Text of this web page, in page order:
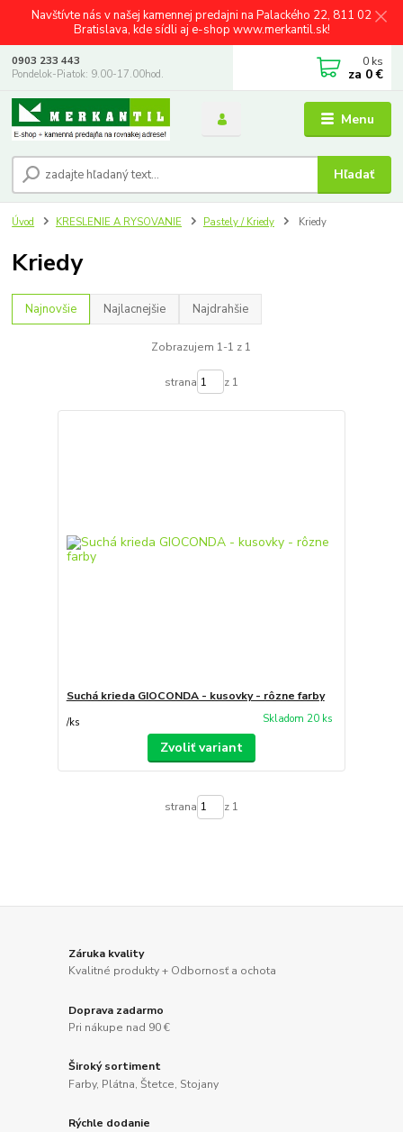
Navštívte nás v našej kamennej predajni na Palackého 22, 811 02
Bratislava, kde sídli aj e-shop www.merkantil.sk!
Menu
Hľadať
0903 233 443
Pondelok-Piatok: 9.00-17.00hod.
0 ks
za 0 €
Úvod KRESLENIE A RYSOVANIE Pastely / Kriedy Kriedy
Kriedy
Najnovšie Najlacnejšie Najdrahšie
Zobrazujem 1-1 z 1
strana z 1
Suchá krieda GIOCONDA - kusovky - rôzne farby
/ks Skladom 20 ks
Zvoliť variant
strana z 1
Záruka kvality
Kvalitné produkty + Odbornosť a ochota
Doprava zadarmo
Pri nákupe nad 90 €
Široký sortiment
Farby, Plátna, Štetce, Stojany
Rýchle dodanie